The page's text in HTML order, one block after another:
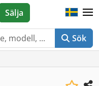
Sök
Sälja